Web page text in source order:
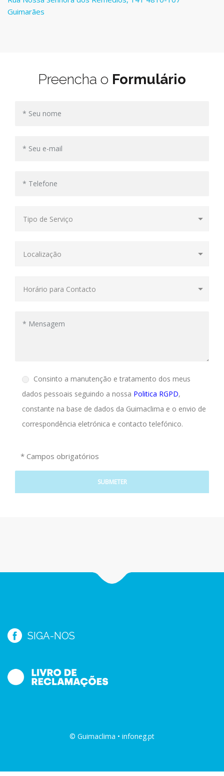
Guimarães
Preencha o Formulário
Consinto a manutenção e tratamento dos meus
dados pessoais seguindo a nossa Politica RGPD,
constante na base de dados da Guimaclima e o envio de
correspondência eletrónica e contacto telefónico.
* Campos obrigatórios
SIGA-NOS
© Guimaclima • infoneg.pt